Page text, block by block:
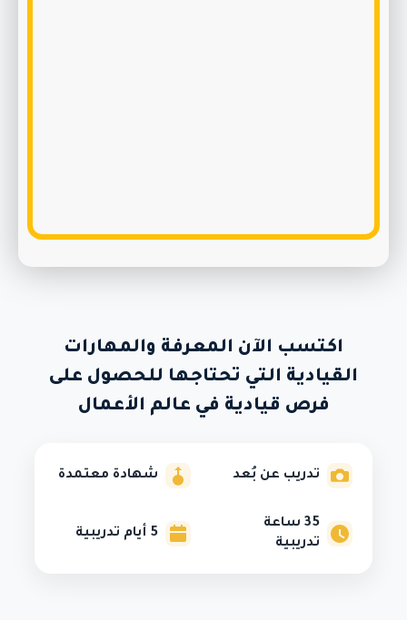
اكتسب الآن المعرفة والمهارات
القيادية التي تحتاجها للحصول على
فرص قيادية في عالم الأعمال
تدريب عن بُعد شهادة معتمدة
35 ساعة
تدريبية
5 أيام تدريبية